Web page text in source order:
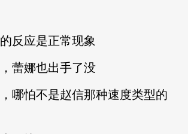
反应是正常现象
蕾娜也出手了没
哪怕不是赵信那种速度类型的